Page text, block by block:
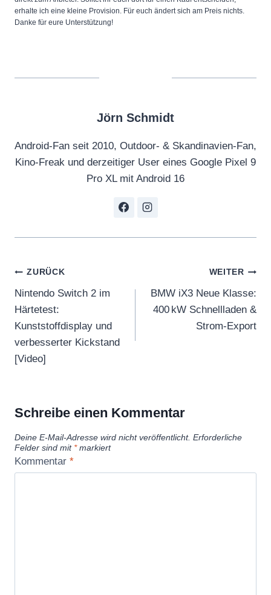
erhalte ich eine kleine Provision. Für euch ändert sich am Preis nichts.
Danke für eure Unterstützung!
Jörn Schmidt
Android-Fan seit 2010, Outdoor- & Skandinavien-Fan,
Kino-Freak und derzeitiger User eines Google Pixel 9
Pro XL mit Android 16
Beitragsnavigation
ZURÜCK
Nintendo Switch 2 im
Härtetest:
Kunststoffdisplay und
verbesserter Kickstand
[Video]
WEITER
BMW iX3 Neue Klasse:
400 kW Schnellladen &
Strom‑Export
Schreibe einen Kommentar
Deine E-Mail-Adresse wird nicht veröffentlicht. Erforderliche
Felder sind mit *markiert
Kommentar *